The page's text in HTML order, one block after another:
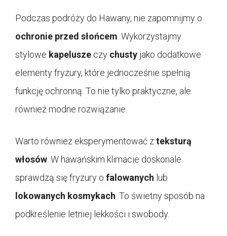
Podczas podróży do Hawany, nie zapomnijmy o
ochronie przed słońcem . Wykorzystajmy
stylowe kapelusze czy chusty jako dodatkowe
elementy fryzury, które jednocześnie spełnią
funkcję ochronną. To nie tylko praktyczne, ale
również modne rozwiązanie.
Warto również eksperymentować z teksturą
włosów . W hawańskim klimacie doskonale
sprawdzą się fryzury o falowanych lub
lokowanych kosmykach . To świetny sposób na
podkreślenie letniej lekkości i swobody.